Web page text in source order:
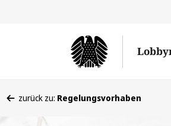
befinden
zurück zu: Regelungsvorhaben